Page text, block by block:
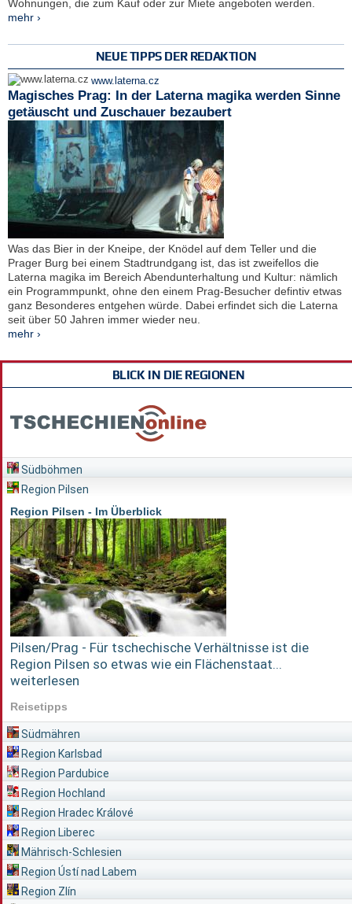
Wohnungen, die zum Kauf oder zur Miete angeboten werden.
mehr ›
NEUE TIPPS DER REDAKTION
www.laterna.cz
Magisches Prag: In der Laterna magika werden Sinne
getäuscht und Zuschauer bezaubert
Was das Bier in der Kneipe, der Knödel auf dem Teller und die
Prager Burg bei einem Stadtrundgang ist, das ist zweifellos die
Laterna magika im Bereich Abendunterhaltung und Kultur: nämlich
ein Programmpunkt, ohne den einem Prag-Besucher defintiv etwas
ganz Besonderes entgehen würde. Dabei erfindet sich die Laterna
seit über 50 Jahren immer wieder neu.
mehr ›
BLICK IN DIE REGIONEN
Südböhmen
Region Pilsen
Region Pilsen - Im Überblick
Pilsen/Prag - Für tschechische Verhältnisse ist die
Region Pilsen so etwas wie ein Flächenstaat...
weiterlesen
Reisetipps
Südmähren
Region Karlsbad
Region Pardubice
Region Hochland
Region Hradec Králové
Region Liberec
Mährisch-Schlesien
Region Ústí nad Labem
Region Zlín